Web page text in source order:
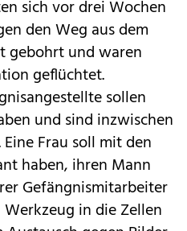
sich vor drei Wochen
den Weg aus dem
gebohrt und waren
geflüchtet.
sollen
und sind inzwischen
Frau soll mit den
haben, ihren Mann
Gefängnismitarbeiter
in die Zellen